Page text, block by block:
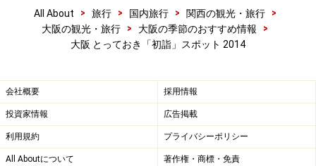
All About > 旅行 > 国内旅行 > 関西の観光・旅行
>
大阪の観光・旅行
> 大阪の季節のおすすめ情報
>
大阪 とっておき「初詣」スポット 2014
会社概要 採用情報
投資家情報 広告掲載
利用規約 プライバシーポリシー
All Aboutについて 著作権・商標・免責